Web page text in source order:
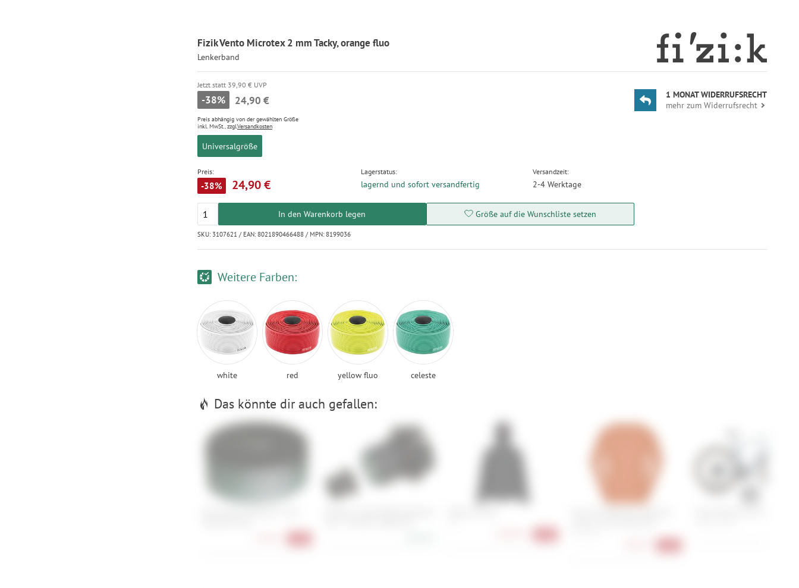
Fizik Vento Microtex 2 mm Tacky, orange fluo
Lenkerband
Jetzt statt 39,90 € UVP
-38% 24,90 €
Preis abhängig von der gewählten Größe
inkl. MwSt., zzgl.Versandkosten
Universalgröße
Preis:
-38% 24,90 €
Lagerstatus:
lagernd und sofort versandfertig
Versandzeit:
2-4 Werktage
In den Warenkorb legen Größe auf die Wunschliste setzen
SKU: 3107621 / EAN: 8021890466488 / MPN: 8199036
1 MONAT WIDERRUFSRECHT
mehr zum Widerrufsrecht
Weitere Farben:
white red yellow fluo celeste
Das könnte dir auch gefallen: